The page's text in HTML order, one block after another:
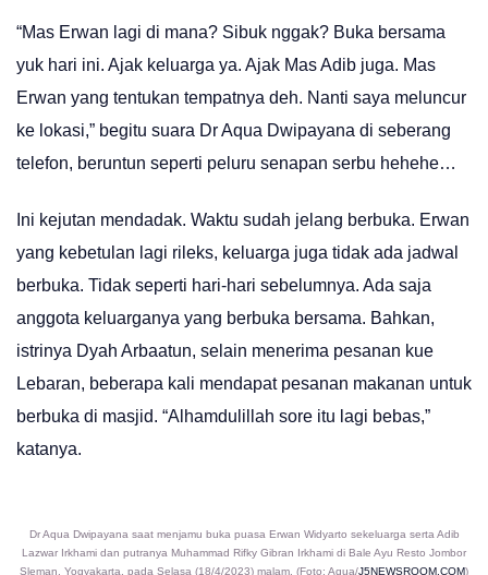
“Mas Erwan lagi di mana? Sibuk nggak? Buka bersama
yuk hari ini. Ajak keluarga ya. Ajak Mas Adib juga. Mas
Erwan yang tentukan tempatnya deh. Nanti saya meluncur
ke lokasi,” begitu suara Dr Aqua Dwipayana di seberang
telefon, beruntun seperti peluru senapan serbu hehehe…
Ini kejutan mendadak. Waktu sudah jelang berbuka. Erwan
yang kebetulan lagi rileks, keluarga juga tidak ada jadwal
berbuka. Tidak seperti hari-hari sebelumnya. Ada saja
anggota keluarganya yang berbuka bersama. Bahkan,
istrinya Dyah Arbaatun, selain menerima pesanan kue
Lebaran, beberapa kali mendapat pesanan makanan untuk
berbuka di masjid. “Alhamdulillah sore itu lagi bebas,”
katanya.
Dr Aqua Dwipayana saat menjamu buka puasa Erwan Widyarto sekeluarga serta Adib
Lazwar Irkhami dan putranya Muhammad Rifky Gibran Irkhami di Bale Ayu Resto Jombor
Sleman, Yogyakarta, pada Selasa (18/4/2023) malam. (Foto: Aqua/J5NEWSROOM.COM)